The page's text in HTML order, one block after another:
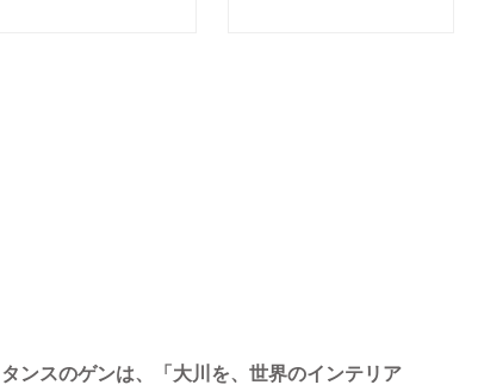
タンスのゲンは、「大川を、世界のインテリア